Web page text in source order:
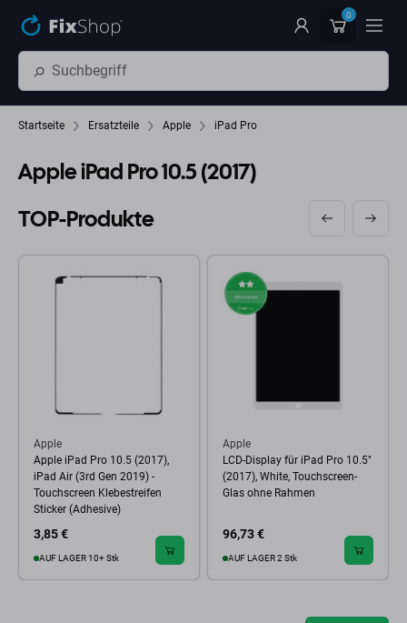
0
Startseite Ersatzteile Apple iPad Pro
Apple iPad Pro 10.5 (2017)
TOP-Produkte
Apple
Apple iPad Pro 10.5 (2017),
iPad Air (3rd Gen 2019) -
Touchscreen Klebestreifen
Sticker (Adhesive)
3,85 €
AUF LAGER 10+ Stk
Apple
LCD-Display für iPad Pro 10.5"
(2017), White, Touchscreen-
Glas ohne Rahmen
96,73 €
AUF LAGER 2 Stk